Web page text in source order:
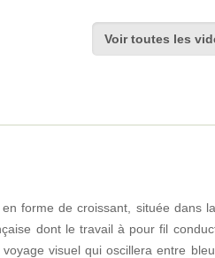
Voir toutes les
forme de croissant, située dans
dont le travail à pour fil
visuel qui oscillera entre